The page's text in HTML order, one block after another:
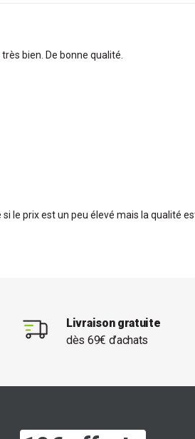
bien. De bonne qualité.
le prix est un peu élevé mais la qualité
Livraison gratuite
dès 69€ d’achats